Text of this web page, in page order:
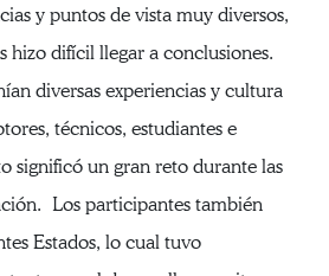
y puntos de vista muy diversos,
hizo difícil llegar a conclusiones.
diversas experiencias y cultura
técnicos, estudiantes e
significó un gran reto durante las
Los participantes también
Estados, lo cual tuvo